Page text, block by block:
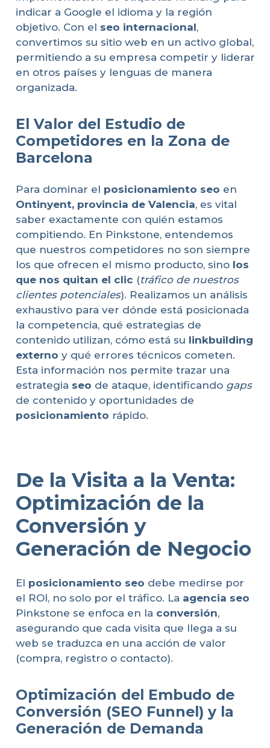
indicar a Google el idioma y la región
objetivo. Con el seo internacional,
convertimos su sitio web en un activo global,
permitiendo a su empresa competir y liderar
en otros países y lenguas de manera
organizada.
El Valor del Estudio de
Competidores en la Zona de
Barcelona
Para dominar el posicionamiento seo en
Ontinyent, provincia de Valencia, es vital
saber exactamente con quién estamos
compitiendo. En Pinkstone, entendemos
que nuestros competidores no son siempre
los que ofrecen el mismo producto, sino los
que nos quitan el clic (tráfico de nuestros
clientes potenciales). Realizamos un análisis
exhaustivo para ver dónde está posicionada
la competencia, qué estrategias de
contenido utilizan, cómo está su linkbuilding
externo y qué errores técnicos cometen.
Esta información nos permite trazar una
estrategia seo de ataque, identificando gaps
de contenido y oportunidades de
posicionamiento rápido.
De la Visita a la Venta:
Optimización de la
Conversión y
Generación de Negocio
El posicionamiento seo debe medirse por
el ROI, no solo por el tráfico. La agencia seo
Pinkstone se enfoca en la conversión,
asegurando que cada visita que llega a su
web se traduzca en una acción de valor
(compra, registro o contacto).
Optimización del Embudo de
Conversión (SEO Funnel) y la
Generación de Demanda